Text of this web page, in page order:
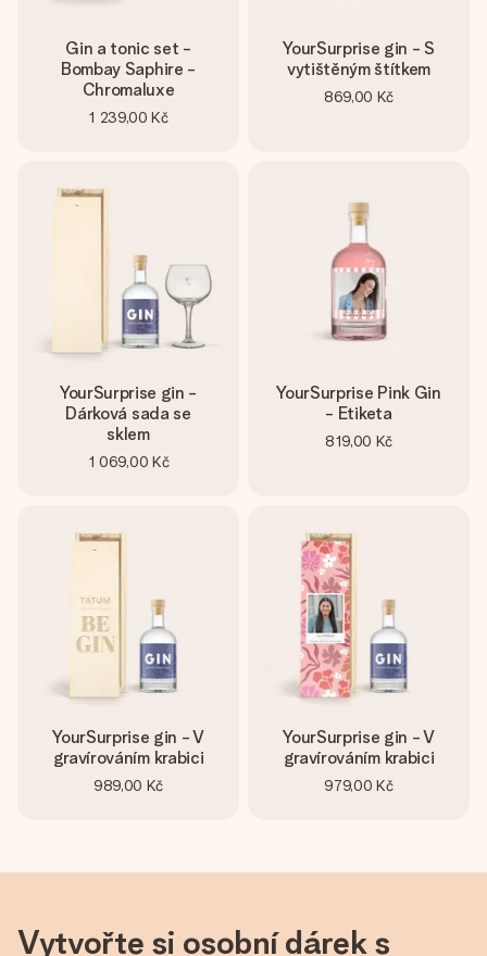
Gin a tonic set -
Bombay Saphire -
Chromaluxe
1 239,00 Kč
YourSurprise gin - S
vytištěným štítkem
869,00 Kč
YourSurprise gin -
Dárková sada se
sklem
1 069,00 Kč
YourSurprise Pink Gin
- Etiketa
819,00 Kč
YourSurprise gin - V
gravírováním krabici
989,00 Kč
YourSurprise gin - V
gravírováním krabici
979,00 Kč
Vytvořte si osobní dárek s